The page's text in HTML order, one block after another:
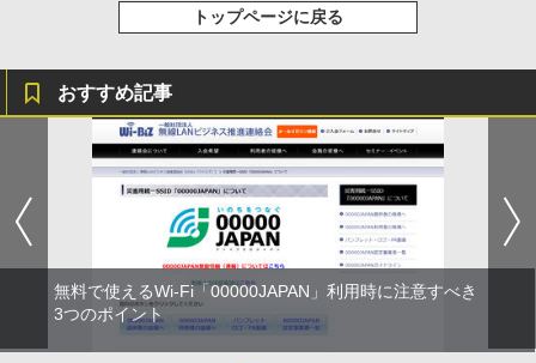
トップページに戻る
おすすめ記事
無料で使えるWi-Fi「00000JAPAN」利用時に注意すべき
3つのポイント